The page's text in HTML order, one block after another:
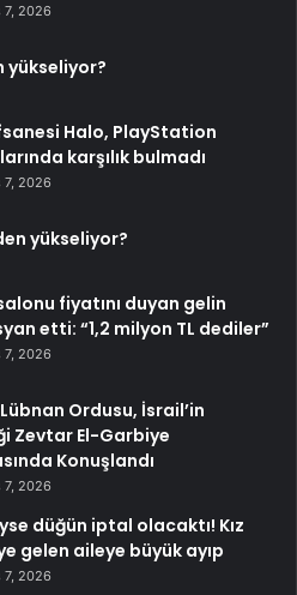
7, 2026
yükseliyor?
Halo, PlayStation
karşılık bulmadı
7, 2026
yükseliyor?
fiyatını duyan gelin
etti: “1,2 milyon TL dediler”
7, 2026
Ordusu, İsrail’in
Zevtar El-Garbiye
Konuşlandı
7, 2026
düğün iptal olacaktı! Kız
gelen aileye büyük ayıp
7, 2026